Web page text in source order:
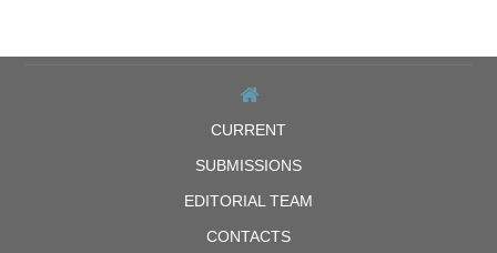
CURRENT
SUBMISSIONS
EDITORIAL TEAM
CONTACTS